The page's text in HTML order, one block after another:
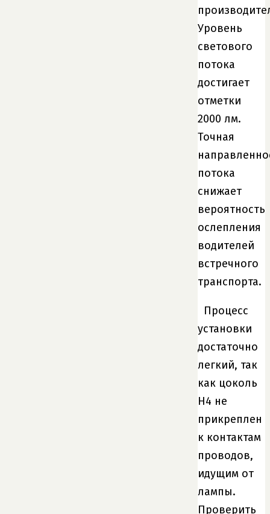
Уровень
светового
потока
достигает
отметки
2000 лм.
Точная
потока
снижает
вероятность
ослепления
водителей
встречного
транспорта.
Процесс
установки
достаточно
легкий, так
как цоколь
H4 не
прикреплен
к контактам
проводов,
идущим от
лампы.
Проверить